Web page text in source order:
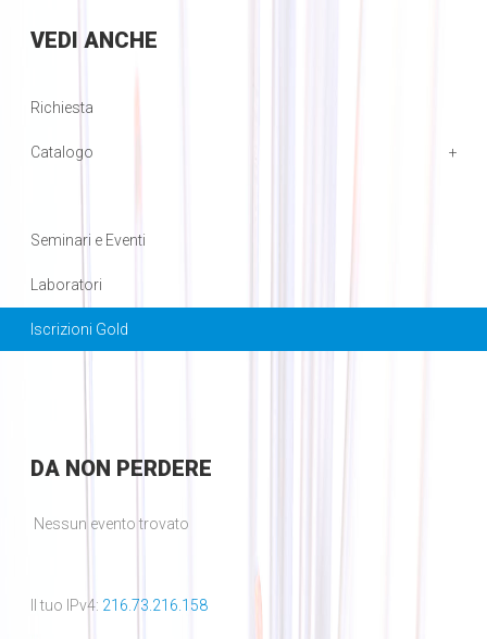
VEDI ANCHE
Richiesta
Catalogo
Seminari e Eventi
Laboratori
Iscrizioni Gold
DANON PERDERE
Nessun evento trovato
Il tuo IPv4: 216.73.216.158